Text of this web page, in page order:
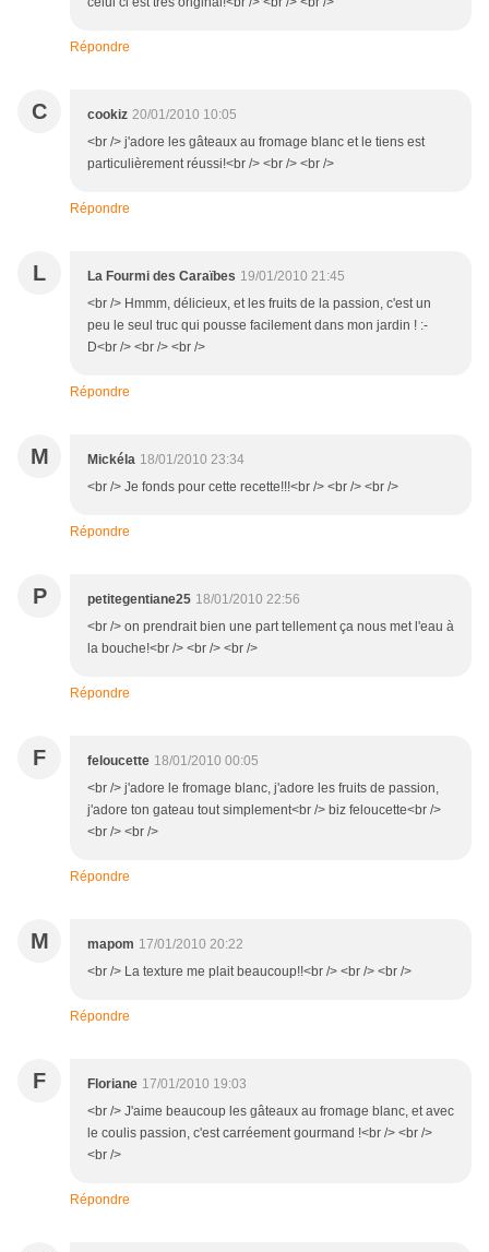
Répondre
C cookiz 20/01/2010 10:05
<br /> j'adore les gâteaux au fromage blanc et le tiens est
particulièrement réussi!<br /> <br /> <br />
Répondre
L La Fourmi des Caraïbes 19/01/2010 21:45
<br /> Hmmm, délicieux, et les fruits de la passion, c'est un
peu le seul truc qui pousse facilement dans mon jardin ! :-
D<br /> <br /> <br />
Répondre
M Mickéla 18/01/2010 23:34
<br /> Je fonds pour cette recette!!!<br /> <br /> <br />
Répondre
P petitegentiane25 18/01/2010 22:56
<br /> on prendrait bien une part tellement ça nous met l'eau à
la bouche!<br /> <br /> <br />
Répondre
F feloucette 18/01/2010 00:05
<br /> j'adore le fromage blanc, j'adore les fruits de passion,
j'adore ton gateau tout simplement<br /> biz feloucette<br />
<br /> <br />
Répondre
M mapom 17/01/2010 20:22
<br /> La texture me plait beaucoup!!<br /> <br /> <br />
Répondre
F Floriane 17/01/2010 19:03
<br /> J'aime beaucoup les gâteaux au fromage blanc, et avec
le coulis passion, c'est carréement gourmand !<br /> <br />
<br />
Répondre